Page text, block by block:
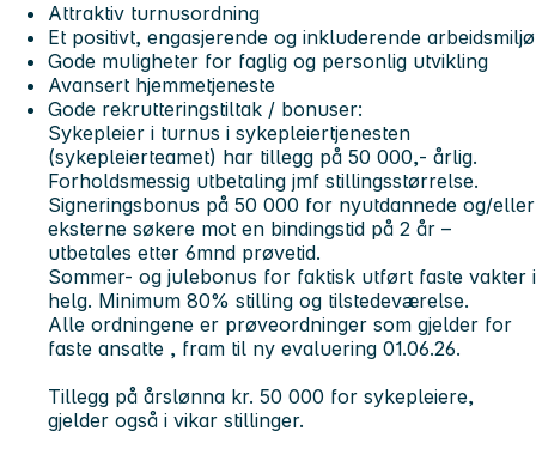
Attraktiv turnusordning
Et positivt, engasjerende og inkluderende arbeidsmiljø
Gode muligheter for faglig og personlig utvikling
Avansert hjemmetjeneste
Gode rekrutteringstiltak / bonuser:
Sykepleier i turnus i sykepleiertjenesten
(sykepleierteamet) har tillegg på 50 000,- årlig.
Forholdsmessig utbetaling jmf stillingsstørrelse.
Signeringsbonus på 50 000 for nyutdannede og/eller
eksterne søkere mot en bindingstid på 2 år –
utbetales etter 6mnd prøvetid.
Sommer- og julebonus for faktisk utført faste vakter i
helg. Minimum 80% stilling og tilstedeværelse.
Alle ordningene er prøveordninger som gjelder for
faste ansatte , fram til ny evaluering 01.06.26.
Tillegg på årslønna kr. 50 000 for sykepleiere,
gjelder også i vikar stillinger.